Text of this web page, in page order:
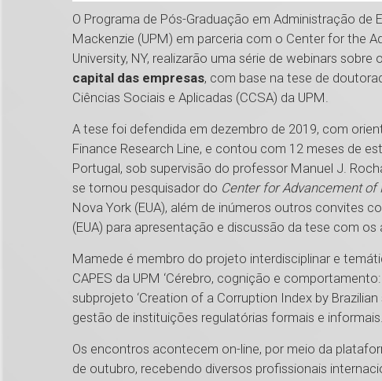
O Programa de Pós-Graduação em Administração de
Mackenzie (UPM) em parceria com o Center for the
University, NY, realizarão uma série de webinars sobre o
capital das empresas, com base na tese de
Ciências Sociais e Aplicadas (CCSA) da UPM.
A tese foi defendida em dezembro de 2019, com
Finance Research Line, e contou com 12 meses de
Portugal, sob supervisão do professor Manuel J.
se tornou pesquisador do Center for Advancement of
Nova York (EUA), além de inúmeros outros convites
(EUA) para apresentação e discussão da tese com
Mamede é membro do projeto interdisciplinar e
CAPES da UPM ‘Cérebro, cognição e
subprojeto ‘Creation of a Corruption Index by
gestão de instituições regulatórias formais e informais.
Os encontros acontecem on-line, por meio da
de outubro, recebendo diversos profissionais